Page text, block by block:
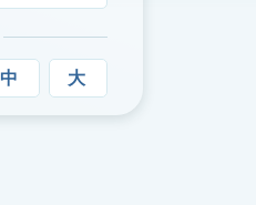
中 大